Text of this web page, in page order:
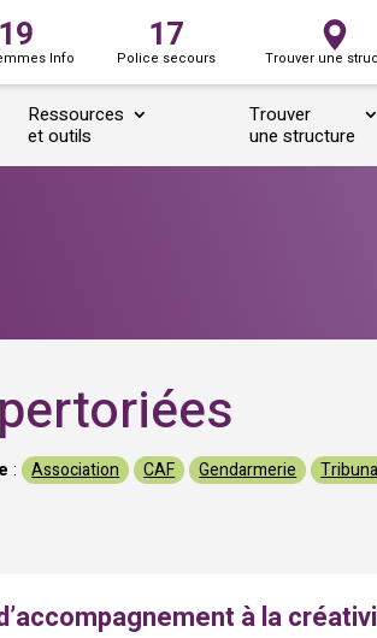
Info
17
Police secours Trouver une
Ressources
et outils
Trouver
une structure
: Association CAF Gendarmerie
à la